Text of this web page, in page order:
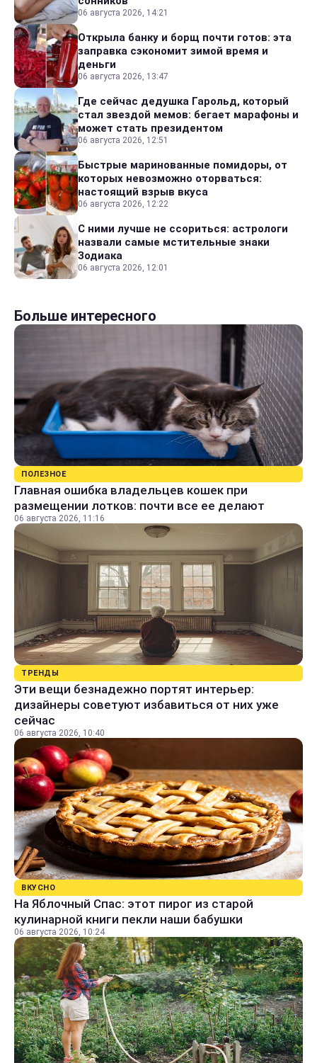
06 августа 2026, 14:21
Открыла банку и борщ почти готов: эта
заправка сэкономит зимой время и
деньги
06 августа 2026, 13:47
Где сейчас дедушка Гарольд, который
стал звездой мемов: бегает марафоны и
может стать президентом
06 августа 2026, 12:51
Быстрые маринованные помидоры, от
которых невозможно оторваться:
настоящий взрыв вкуса
06 августа 2026, 12:22
С ними лучше не ссориться: астрологи
назвали самые мстительные знаки
Зодиака
06 августа 2026, 12:01
Больше интересного
ПОЛЕЗНОЕ
Главная ошибка владельцев кошек при
размещении лотков: почти все ее делают
06 августа 2026, 11:16
ТРЕНДЫ
Эти вещи безнадежно портят интерьер:
дизайнеры советуют избавиться от них уже
сейчас
06 августа 2026, 10:40
ВКУСНО
На Яблочный Спас: этот пирог из старой
кулинарной книги пекли наши бабушки
06 августа 2026, 10:24